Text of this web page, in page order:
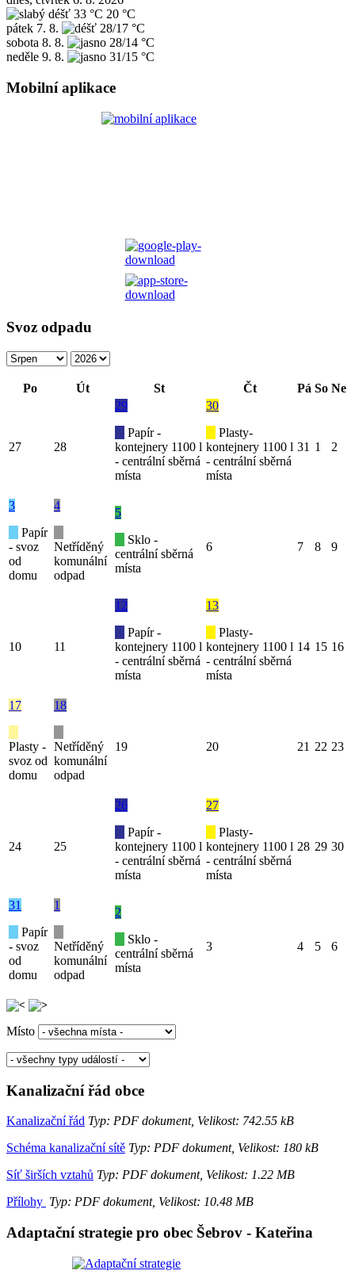
33 °C 20 °C
pátek 7. 8.
28/17 °C
sobota 8. 8.
28/14 °C
neděle 9. 8. 31/15 °C
Mobilní aplikace
Svoz odpadu
Po Út St Čt Pá So Ne
27 28
29
Papír -
kontejnery 1100 l
- centrální sběrná
místa
30
Plasty-
kontejnery 1100 l
- centrální sběrná
místa
31 1 2
3
Papír
- svoz
od
domu
4
Netříděný
komunální
odpad
5
Sklo -
centrální sběrná
místa
6 7 8 9
10 11
12
Papír -
kontejnery 1100 l
- centrální sběrná
místa
13
Plasty-
kontejnery 1100 l
- centrální sběrná
místa
14 15 16
17
Plasty -
svoz od
domu
18
Netříděný
komunální
odpad
19 20 21 22 23
24 25
26
Papír -
kontejnery 1100 l
- centrální sběrná
místa
27
Plasty-
kontejnery 1100 l
- centrální sběrná
místa
28 29 30
31
Papír
- svoz
od
domu
1
Netříděný
komunální
odpad
2
Sklo -
centrální sběrná
místa
3 4 5 6
Místo
Kanalizační řád obce
Kanalizační řád Typ: PDF dokument, Velikost: 742.55 kB
Schéma kanalizační sítě Typ: PDF dokument, Velikost: 180 kB
Síť širších vztahů Typ: PDF dokument, Velikost: 1.22 MB
Přílohy Typ: PDF dokument, Velikost: 10.48 MB
Adaptační strategie pro obec Šebrov - Kateřina